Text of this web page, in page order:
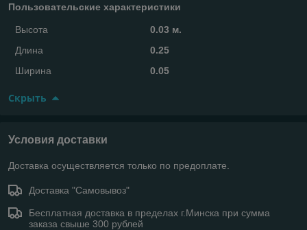
Пользовательские характеристики
Высота
0.03 м.
Длина
0.25
Ширина
0.05
Скрыть
Условия доставки
Доставка осуществляется только по предоплате.
Доставка "Самовывоз"
Бесплатная доставка в пределах г.Минска при сумма
заказа свыше 300 рублей